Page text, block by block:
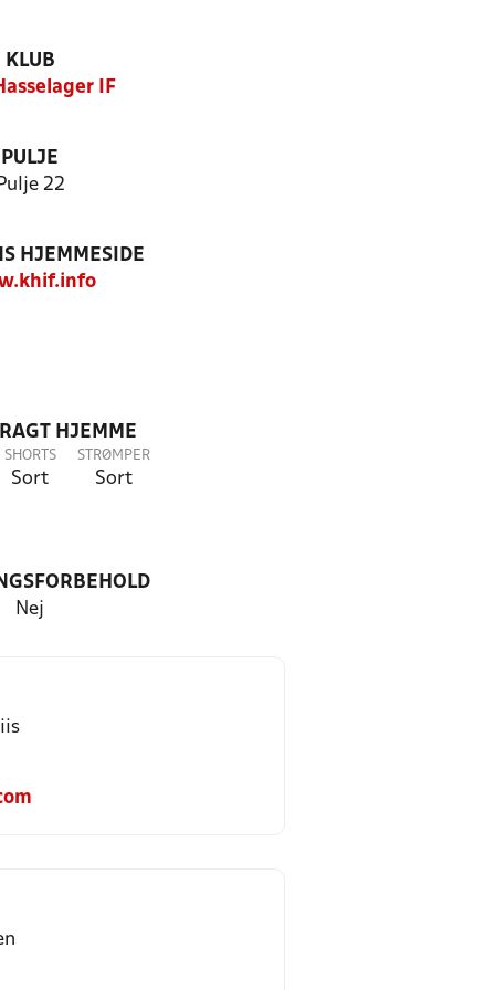
KLUB
IF
PULJE
Pulje 22
HJEMMESIDE
HJEMME
SHORTS
Sort
STRØMPER
Sort
Nej